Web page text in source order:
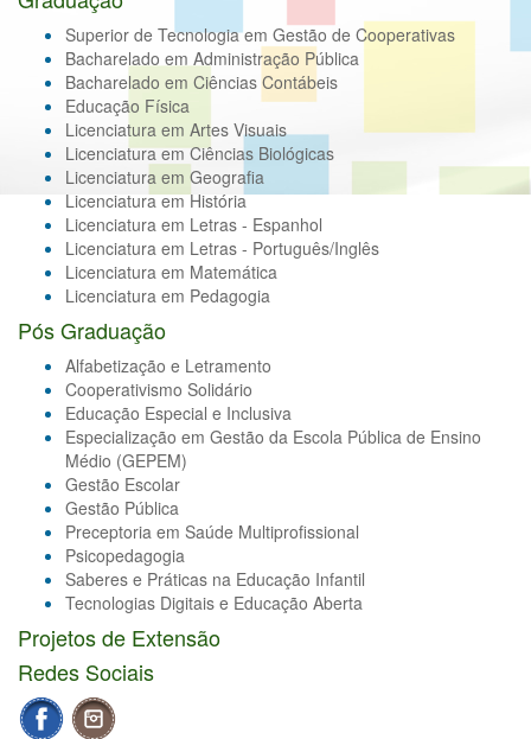
Superior de Tecnologia em Gestão de Cooperativas
Bacharelado em Administração Pública
Bacharelado em Ciências Contábeis
Educação Física
Licenciatura em Artes Visuais
Licenciatura em Ciências Biológicas
Licenciatura em Geografia
Licenciatura em História
Licenciatura em Letras - Espanhol
Licenciatura em Letras - Português/Inglês
Licenciatura em Matemática
Licenciatura em Pedagogia
Pós Graduação
Alfabetização e Letramento
Cooperativismo Solidário
Educação Especial e Inclusiva
Especialização em Gestão da Escola Pública de Ensino
Médio (GEPEM)
Gestão Escolar
Gestão Pública
Preceptoria em Saúde Multiprofissional
Psicopedagogia
Saberes e Práticas na Educação Infantil
Tecnologias Digitais e Educação Aberta
Projetos de Extensão
Redes Sociais